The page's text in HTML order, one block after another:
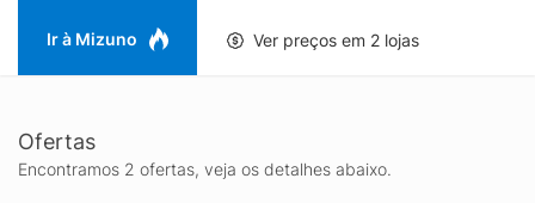
Ir à Mizuno Ver preços em 2 lojas
Ofertas
Encontramos 2 ofertas, veja os detalhes abaixo.